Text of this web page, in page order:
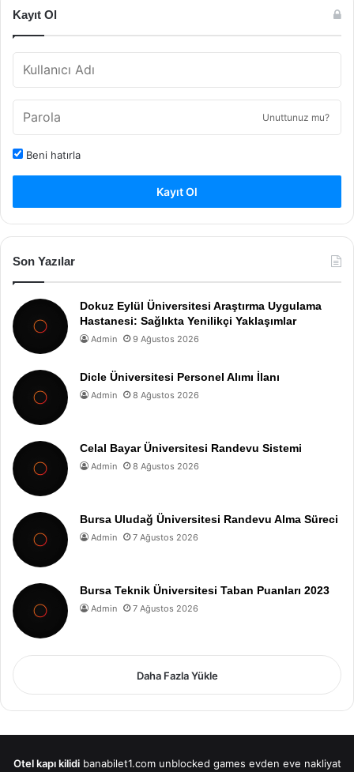
Kayıt Ol
Unuttunuz mu?
Beni hatırla
Kayıt Ol
Son Yazılar
Dokuz Eylül Üniversitesi Araştırma Uygulama
Hastanesi: Sağlıkta Yenilikçi Yaklaşımlar
Admin 9 Ağustos 2026
Dicle Üniversitesi Personel Alımı İlanı
Admin 8 Ağustos 2026
Celal Bayar Üniversitesi Randevu Sistemi
Admin 8 Ağustos 2026
Bursa Uludağ Üniversitesi Randevu Alma Süreci
Admin 7 Ağustos 2026
Bursa Teknik Üniversitesi Taban Puanları 2023
Admin 7 Ağustos 2026
Daha Fazla Yükle
Otel kapı kilidi banabilet1.com unblocked games evden eve nakliyat